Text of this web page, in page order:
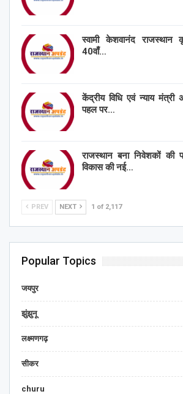
स्वामी केशवानंद राजस्थान
40वाँ…
केंद्रीय विधि एवं न्याय मंत्री
पहल पर…
राजस्थान बना निवेशकों की
विकास की नई…
PREV NEXT 1 of 2,117
Popular Topics
जयपुर
झुंझुनू
लक्ष्मणगढ़
सीकर
churu